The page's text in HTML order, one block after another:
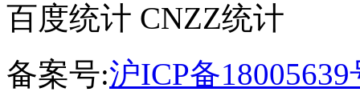
百度统计 CNZZ统计
备案号:沪ICP备18005639